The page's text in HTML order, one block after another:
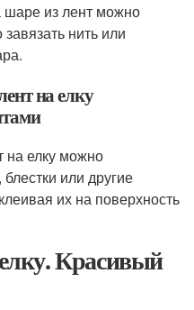
шаре из лент можно
нить или
на елку
на елку можно
или другие
их на поверхность
Красивый